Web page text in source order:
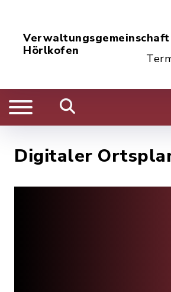
Verwaltungsgemeinschaft
Hörlkofen
Digitaler